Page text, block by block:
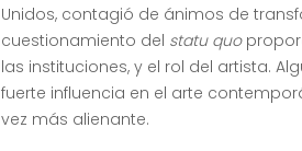
Unidos, contagió de ánimos de
cuestionamiento del statu quo
las instituciones, y el rol del artista.
fuerte influencia en el arte
vez más alienante.